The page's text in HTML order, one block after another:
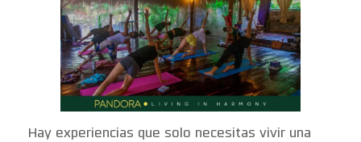
Hay experiencias que solo necesitas vivir una